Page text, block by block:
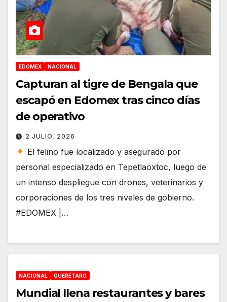
EDOMEX NACIONAL
Capturan al tigre de Bengala que
escapó en Edomex tras cinco días
de operativo
2 JULIO, 2026
El felino fue localizado y asegurado por
personal especializado en Tepetlaoxtoc, luego de
un intenso despliegue con drones, veterinarios y
corporaciones de los tres niveles de gobierno.
#EDOMEX |…
NACIONAL QUERÉTARO
Mundial llena restaurantes y bares